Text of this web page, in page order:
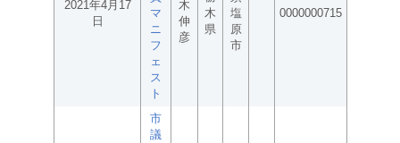
2021年4月17
日
マ
ニ
フ
ェ
ス
ト
木
伸
彦
木
県
塩
原
市
0000000715
市
議